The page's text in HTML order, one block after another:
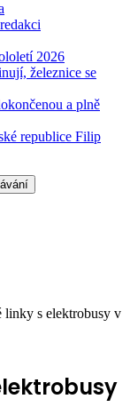
2026
železnice se
a plně
republice Filip
linky s elektrobusy v